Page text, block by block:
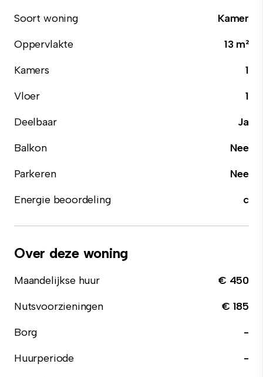
Soort woning
Kamer
Oppervlakte
13 m²
Kamers
1
Vloer
1
Deelbaar
Ja
Balkon
Nee
Parkeren
Nee
Energie beoordeling
c
Over deze woning
Maandelijkse huur
€ 450
Nutsvoorzieningen
€ 185
Borg
-
Huurperiode
-